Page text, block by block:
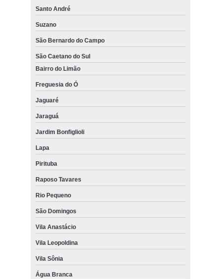
Santo André
Suzano
São Bernardo do Campo
São Caetano do Sul
Bairro do Limão
Freguesia do Ó
Jaguaré
Jaraguá
Jardim Bonfiglioli
Lapa
Pirituba
Raposo Tavares
Rio Pequeno
São Domingos
Vila Anastácio
Vila Leopoldina
Vila Sônia
Água Branca